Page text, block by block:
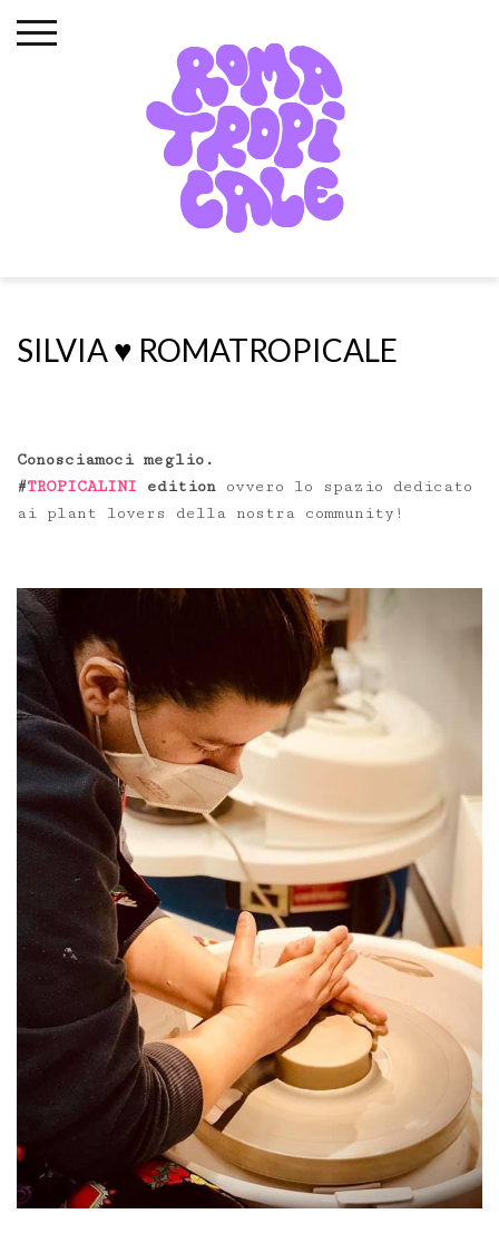
to
SILVIA ♥️ ROMATROPICALE
Conosciamoci meglio.
#TROPICALINI edition ovvero lo spazio dedicato
ai plant lovers della nostra community!